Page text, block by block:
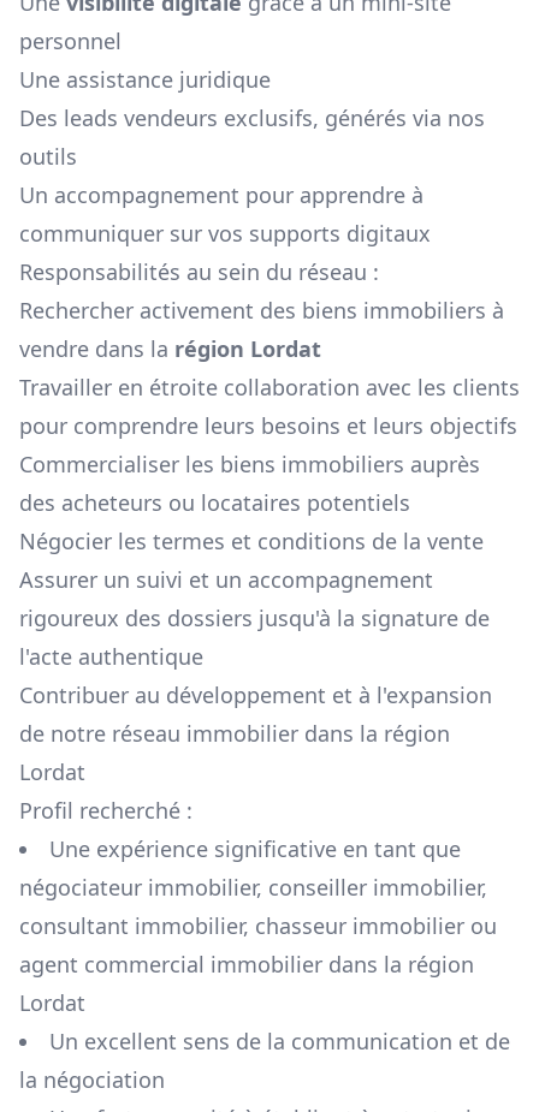
personnel
Une assistance juridique
Des leads vendeurs exclusifs, générés via nos
outils
Un accompagnement pour apprendre à
communiquer sur vos supports digitaux
Responsabilités au sein du réseau :
Rechercher activement des biens immobiliers à
vendre dans la région Lordat
Travailler en étroite collaboration avec les clients
pour comprendre leurs besoins et leurs objectifs
Commercialiser les biens immobiliers auprès
des acheteurs ou locataires potentiels
Négocier les termes et conditions de la vente
Assurer un suivi et un accompagnement
rigoureux des dossiers jusqu'à la signature de
l'acte authentique
Contribuer au développement et à l'expansion
de notre réseau immobilier dans la région
Lordat
Profil recherché :
Une expérience significative en tant que
négociateur immobilier, conseiller immobilier,
consultant immobilier, chasseur immobilier ou
agent commercial immobilier dans la région
Lordat
Un excellent sens de la communication et de
la négociation